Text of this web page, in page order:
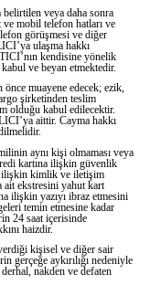
veya daha sonra
ve mobil telefon hatları ve
görüşmesi ve diğer
ulaşma hakkı
kendisine yönelik
ve beyan etmektedir.
muayene edecek; ezik,
şirketinden teslim
olduğu kabul edilecektir.
aittir. Cayma hakkı
aynı kişi olmaması veya
kartına ilişkin güvenlik
ilişkin kimlik ve iletişim
ait ekstresini yahut kart
ilişkin yazıyı ibraz etmesini
temin etmesine kadar
24 saat içerisinde
haizdir.
kişisel ve diğer sair
gerçeğe aykırılığı nedeniyle
nakden ve defaten